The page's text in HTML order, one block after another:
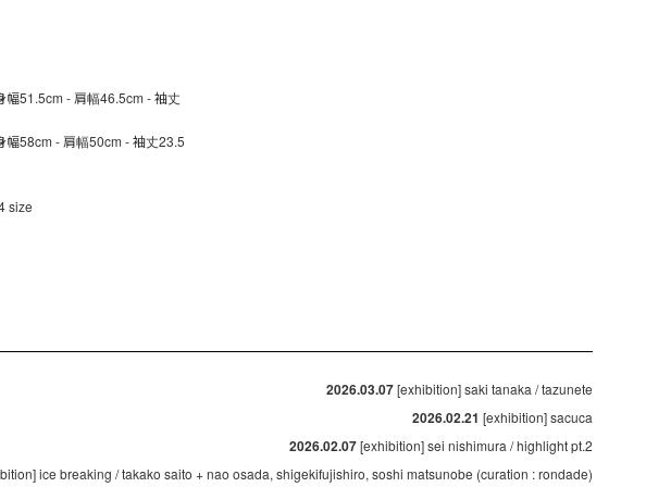
幅51.5cm - 肩幅46.5cm - 袖丈
幅58cm - 肩幅50cm - 袖丈23.5
size
2026.03.07[exhibition] saki tanaka / tazunete
2026.02.21 [exhibition] sacuca
2026.02.07[exhibition] sei nishimura / highlight pt.2
ice breaking / takako saito + nao osada, shigekifujishiro, soshi matsunobe (curation : rondade)